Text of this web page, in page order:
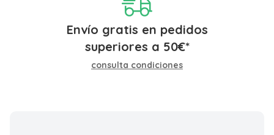
Envío gratis en pedidos
superiores a 50€*
consulta condiciones